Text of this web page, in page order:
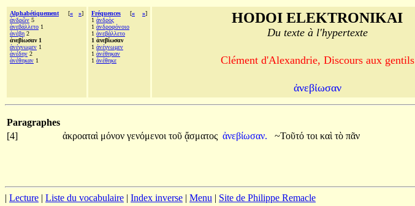
Alphabétiquement [« »]
ἀνδρῶν 5
ἀνεβάλλετο 1
ἀνέβη 2
ἀνεβίωσαν 1
ἀνέγνωμεν 1
ἀνέδην 2
ἀνέθηκαν 1
Fréquences [« »]
1 ἀνδρὸς
1 ἀνδροφόνοιο
1 ἀνεβάλλετο
1 ἀνεβίωσαν
1 ἀνέγνωμεν
1 ἀνέθηκαν
1 ἀνέθηκε
HODOI ELEKTRONIKAI
Du texte à l'hypertexte
Clément d'Alexandrie, Discours aux gentils
ἀνεβίωσαν
Paragraphes
[4]
ἀκροαταὶ μόνον γενόμενοι τοῦ ᾄσματος ἀνεβίωσαν. ~Τοῦτό τοι καὶ τὸ πᾶν
| Lecture | Liste du vocabulaire | Index inverse | Menu | Site de Philippe Remacle